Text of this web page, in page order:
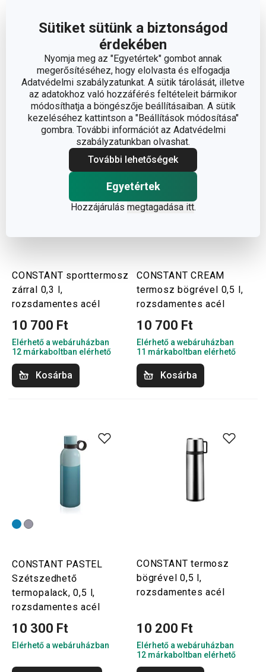
Sütiket sütünk a biztonságod
érdekében
Nyomja meg az "Egyetértek" gombot annak
megerősítéséhez, hogy elolvasta és elfogadja
Adatvédelmi szabályzatunkat. A sütik tárolását, illetve
az adatokhoz való hozzáférés feltételeit bármikor
módosíthatja a böngészője beállításaiban. A sütik
kezeléséhez kattintson a "Beállítások módosítása"
gombra. További információt az Adatvédelmi
szabályzatunkban olvashat.
További lehetőségek
Egyetértek
Hozzájárulás megtagadása itt.
12 300 Ft
Elérhető a webáruházban
Elérhető a 1 boltban
Kosárba
11 800 Ft
Elérhető a webáruházban
11 márkaboltban elérhető
Kosárba
CONSTANT sporttermosz
zárral 0,3 l,
rozsdamentes acél
10 700 Ft
Elérhető a webáruházban
12 márkaboltban elérhető
Kosárba
CONSTANT CREAM
termosz bögrével 0,5 l,
rozsdamentes acél
10 700 Ft
Elérhető a webáruházban
11 márkaboltban elérhető
Kosárba
CONSTANT PASTEL
Szétszedhető
termopalack, 0,5 l,
rozsdamentes acél
10 300 Ft
Elérhető a webáruházban
CONSTANT termosz
bögrével 0,5 l,
rozsdamentes acél
10 200 Ft
Elérhető a webáruházban
12 márkaboltban elérhető